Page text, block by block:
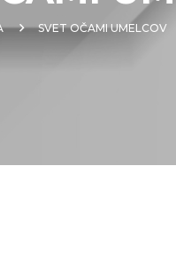
SVET OČAMI UMELCOV